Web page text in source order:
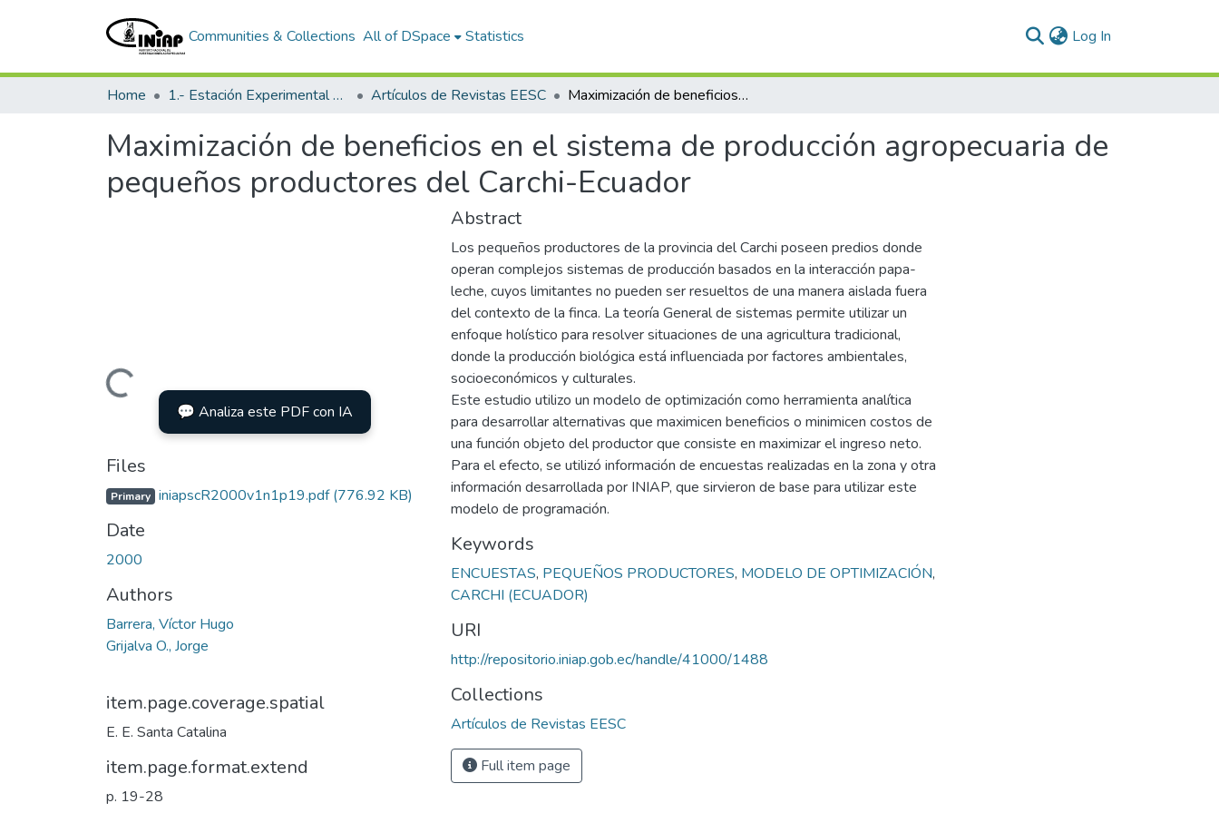
Communities & Collections All of DSpace Statistics Log In
Home 1.- Estación Experimental Santa Catalina Artículos de Revistas EESC Maximización de beneficios en el sistema de producción agropecuaria de pequeños productores del Carchi-Ecuador
Maximización de beneficios en el sistema de producción agropecuaria de
pequeños productores del Carchi-Ecuador
Loading... 💬 Analiza este PDF con IA
Files
Primary iniapscR2000v1n1p19.pdf(776.92 KB)
Date
2000
Authors
Barrera, Víctor Hugo
Grijalva O., Jorge
item.page.coverage.spatial
E. E. Santa Catalina
item.page.format.extend
p. 19-28
Abstract
Los pequeños productores de la provincia del Carchi poseen predios donde
operan complejos sistemas de producción basados en la interacción papa-
leche, cuyos limitantes no pueden ser resueltos de una manera aislada fuera
del contexto de la finca. La teoría General de sistemas permite utilizar un
enfoque holístico para resolver situaciones de una agricultura tradicional,
donde la producción biológica está influenciada por factores ambientales,
socioeconómicos y culturales.
Este estudio utilizo un modelo de optimización como herramienta analítica
para desarrollar alternativas que maximicen beneficios o minimicen costos de
una función objeto del productor que consiste en maximizar el ingreso neto.
Para el efecto, se utilizó información de encuestas realizadas en la zona y otra
información desarrollada por INIAP, que sirvieron de base para utilizar este
modelo de programación.
Keywords
ENCUESTAS, PEQUEÑOS PRODUCTORES, MODELO DE OPTIMIZACIÓN,
CARCHI (ECUADOR)
URI
http://repositorio.iniap.gob.ec/handle/41000/1488
Collections
Artículos de Revistas EESC
Full item page